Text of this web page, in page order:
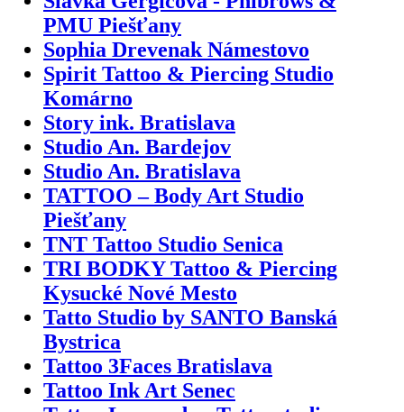
PMU Piešťany
Sophia Drevenak Námestovo
Spirit Tattoo & Piercing Studio
Komárno
Story ink. Bratislava
Studio An. Bardejov
Studio An. Bratislava
TATTOO – Body Art Studio
Piešťany
TNT Tattoo Studio Senica
TRI BODKY Tattoo & Piercing
Kysucké Nové Mesto
Tatto Studio by SANTO Banská
Bystrica
Tattoo 3Faces Bratislava
Tattoo Ink Art Senec